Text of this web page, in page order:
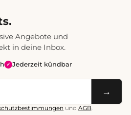
Angebote und
in deine Inbox.
✓ Jederzeit kündbar
→
und AGB.